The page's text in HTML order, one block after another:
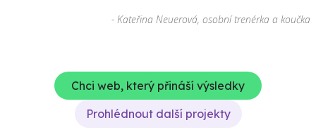
- Kateřina Neuerová, osobní trenérka a koučka
Chci web, který přináší výsledky
Prohlédnout další projekty